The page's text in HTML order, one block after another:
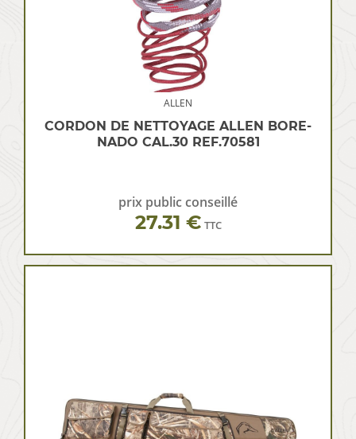
ALLEN
CORDON DE NETTOYAGE ALLEN BORE-
NADO CAL.30 REF.70581
prix public conseillé
27.31 € TTC